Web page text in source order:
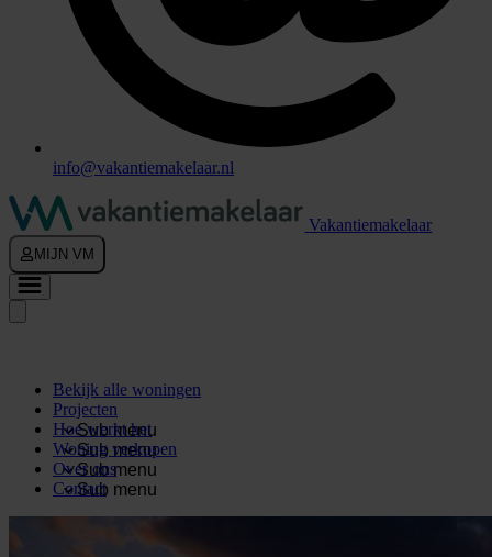
info@vakantiemakelaar.nl
Vakantiemakelaar
MIJN VM
Bekijk alle woningen
Projecten
Sub menu
Hoe werkt het
Sub menu
Woning verkopen
Sub menu
Over ons
Sub menu
Contact